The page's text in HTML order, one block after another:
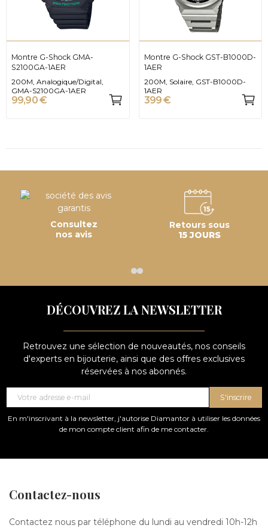
Montre G-Shock GMA-
S2100GA-1AER
200M, Analogique/Digital,
GMA-S2100GA-1AER
99,90 €
Montre G-Shock GST-B1000D-
1AER
200M, Solaire, GST-B1000D-
1AER
399 €
Consultez
nos avis
Retours sous
15 JOURS
DÉCOUVREZ LA NEWSLETTER
Retrouvez une sélection de nouveautés, nos conseils
d'experts en bijouterie, ainsi que des offres exclusives
réservées à nos abonnés.
S'inscrire
En m'inscrivant à la newsletter, j'autorise Diamantor à utiliser les données
de mon compte client afin de me contacter.
Contactez-nous
Contactez nous par téléphone du lundi au vendredi 10h-12h